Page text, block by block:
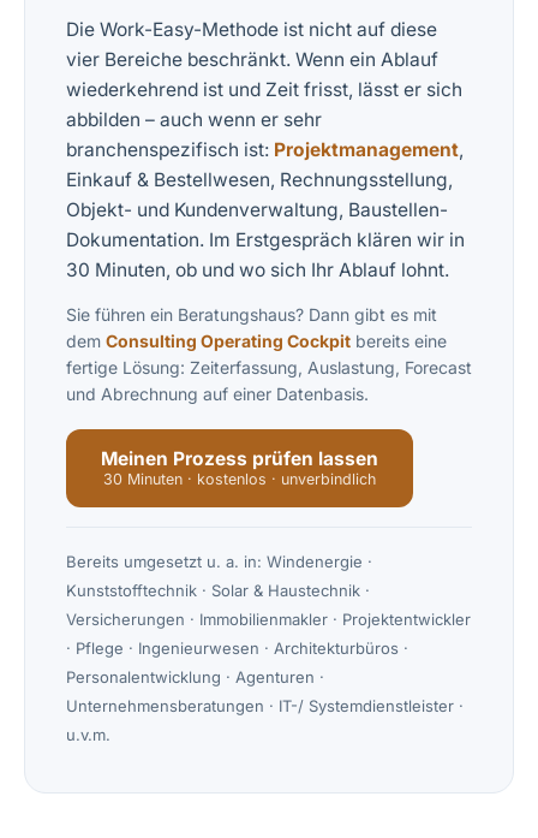
Die Work-Easy-Methode ist nicht auf diese
vier Bereiche beschränkt. Wenn ein Ablauf
wiederkehrend ist und Zeit frisst, lässt er sich
abbilden – auch wenn er sehr
branchenspezifisch ist: Projektmanagement,
Einkauf & Bestellwesen, Rechnungsstellung,
Objekt- und Kundenverwaltung, Baustellen-
Dokumentation. Im Erstgespräch klären wir in
30 Minuten, ob und wo sich Ihr Ablauf lohnt.
Sie führen ein Beratungshaus? Dann gibt es mit
dem Consulting Operating Cockpit bereits eine
fertige Lösung: Zeiterfassung, Auslastung, Forecast
und Abrechnung auf einer Datenbasis.
Meinen Prozess prüfen lassen
30 Minuten · kostenlos · unverbindlich
Bereits umgesetzt u. a. in: Windenergie ·
Kunststofftechnik · Solar & Haustechnik ·
Versicherungen · Immobilienmakler · Projektentwickler
· Pflege · Ingenieurwesen · Architekturbüros ·
Personalentwicklung · Agenturen ·
Unternehmensberatungen · IT-/ Systemdienstleister ·
u.v.m.